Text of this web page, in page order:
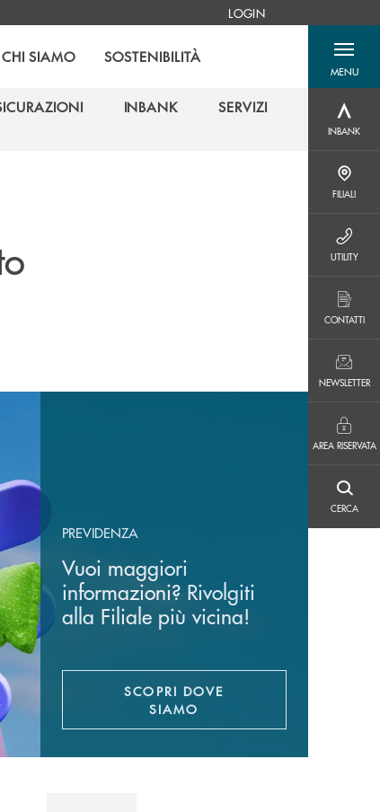
LOGIN
CHI SIAMO SOSTENIBILITÀ
MENU
menu
INBANK
INBANK
FILIALI
UTILITY
CONTATTI
NEWSLETTER
AREA RISERVATA
CERCA
INBANK
SERVIZI
PREVIDENZA
Vuoi maggiori
informazioni? Rivolgiti
alla Filiale più vicina!
SCOPRI DOVE
SIAMO